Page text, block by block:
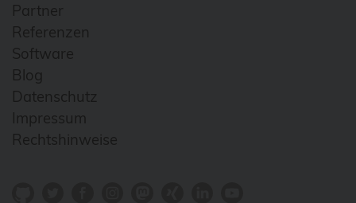
Partner
Referenzen
Software
Blog
Datenschutz
Impressum
Rechtshinweise